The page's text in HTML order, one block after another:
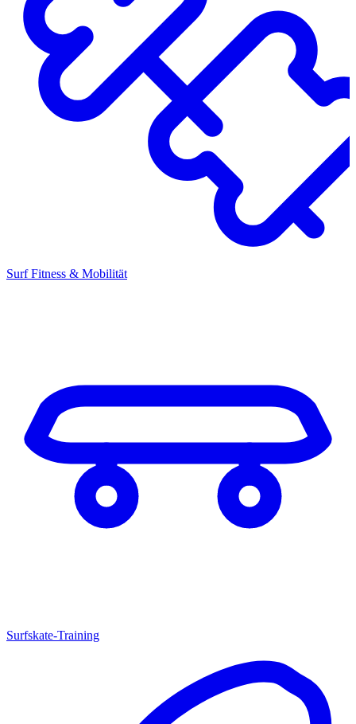
Surf Fitness & Mobilität
Surfskate-Training